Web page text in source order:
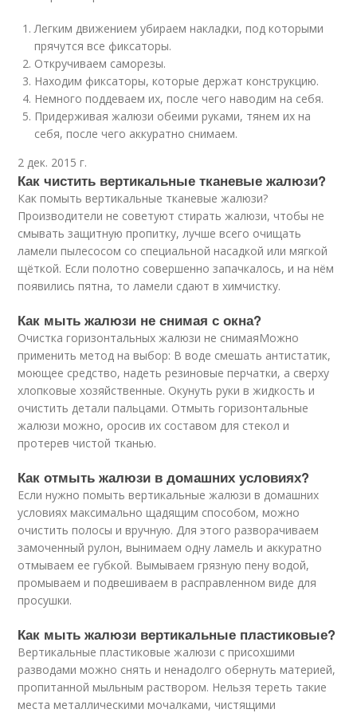
Легким движением убираем накладки, под которыми
прячутся все фиксаторы.
Откручиваем саморезы.
Находим фиксаторы, которые держат конструкцию.
Немного поддеваем их, после чего наводим на себя.
Придерживая жалюзи обеими руками, тянем их на
себя, после чего аккуратно снимаем.
2 дек. 2015 г.
Как чистить вертикальные тканевые жалюзи?
Как помыть вертикальные тканевые жалюзи?
Производители не советуют стирать жалюзи, чтобы не
смывать защитную пропитку, лучше всего очищать
ламели пылесосом со специальной насадкой или мягкой
щёткой. Если полотно совершенно запачкалось, и на нём
появились пятна, то ламели сдают в химчистку.
Как мыть жалюзи не снимая с окна?
Очистка горизонтальных жалюзи не снимаяМожно
применить метод на выбор: В воде смешать антистатик,
моющее средство, надеть резиновые перчатки, а сверху
хлопковые хозяйственные. Окунуть руки в жидкость и
очистить детали пальцами. Отмыть горизонтальные
жалюзи можно, оросив их составом для стекол и
протерев чистой тканью.
Как отмыть жалюзи в домашних условиях?
Если нужно помыть вертикальные жалюзи в домашних
условиях максимально щадящим способом, можно
очистить полосы и вручную. Для этого разворачиваем
замоченный рулон, вынимаем одну ламель и аккуратно
отмываем ее губкой. Вымываем грязную пену водой,
промываем и подвешиваем в расправленном виде для
просушки.
Как мыть жалюзи вертикальные пластиковые?
Вертикальные пластиковые жалюзи с присохшими
разводами можно снять и ненадолго обернуть материей,
пропитанной мыльным раствором. Нельзя тереть такие
места металлическими мочалками, чистящими